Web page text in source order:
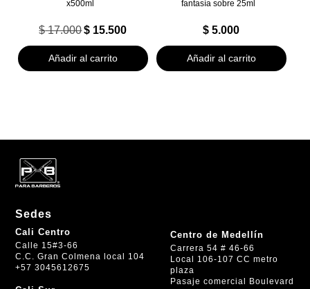
x500ml
$17.000 El
precio
$ 15.500El
precio
Añadir al carrito
fantasía sobre 25ml
$ 5.000
Añadir al carrito
Sedes
Cali Centro
Calle 15#3-66
C.C. Gran Colmena local 104
+57 3045612675
Centro de Medellín
Carrera 54 # 46-66
Local 106-107 CC metro
plaza
Pasaje comercial Boulevard